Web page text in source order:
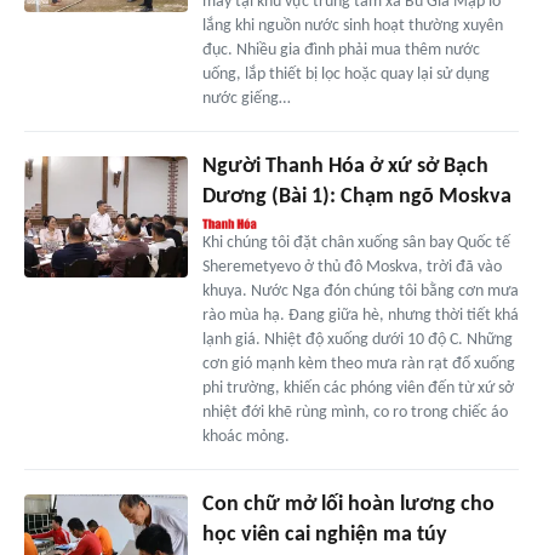
lắng khi nguồn nước sinh hoạt thường xuyên
đục. Nhiều gia đình phải mua thêm nước
uống, lắp thiết bị lọc hoặc quay lại sử dụng
nước giếng…
Người Thanh Hóa ở xứ sở Bạch
Dương (Bài 1): Chạm ngõ Moskva
Khi chúng tôi đặt chân xuống sân bay Quốc tế
Sheremetyevo ở thủ đô Moskva, trời đã vào
khuya. Nước Nga đón chúng tôi bằng cơn mưa
rào mùa hạ. Đang giữa hè, nhưng thời tiết khá
lạnh giá. Nhiệt độ xuống dưới 10 độ C. Những
cơn gió mạnh kèm theo mưa ràn rạt đổ xuống
phi trường, khiến các phóng viên đến từ xứ sở
nhiệt đới khẽ rùng mình, co ro trong chiếc áo
khoác mỏng.
Con chữ mở lối hoàn lương cho
học viên cai nghiện ma túy